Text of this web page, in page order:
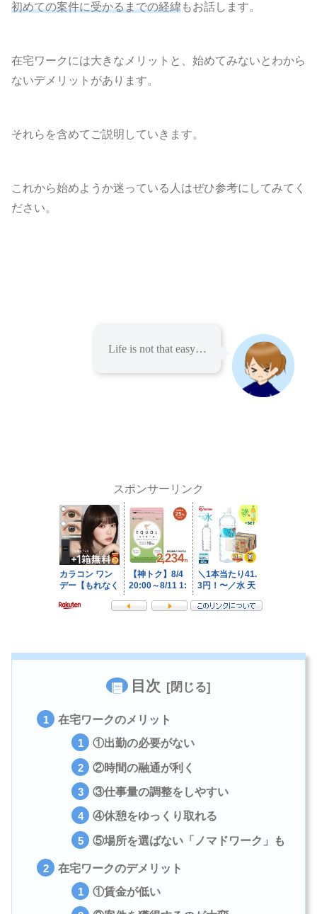
初めての案件に受かるまでの経緯もお話します。
在宅ワークには大きなメリットと、始めてみないとわから
ないデメリットがあります。
それらを含めてご説明していきます。
これから始めようか迷っている人はぜひ参考にしてみてく
ださい。
Life is not that easy…
スポンサーリンク
目次
在宅ワークのメリット
①出勤の必要がない
②時間の融通が利く
③仕事量の調整をしやすい
④休憩をゆっくり取れる
⑤場所を選ばない「ノマドワーク」も
在宅ワークのデメリット
①賃金が低い